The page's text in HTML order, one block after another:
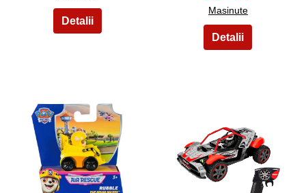
Masinute
25 26